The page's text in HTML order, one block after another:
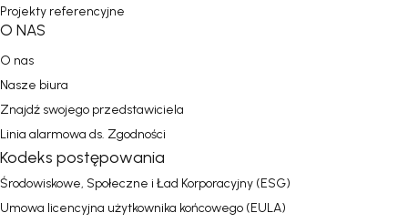
Projekty referencyjne
O NAS
O nas
Nasze biura
Znajdź swojego przedstawiciela
Linia alarmowa ds. Zgodności
Kodeks postępowania
Środowiskowe, Społeczne i Ład Korporacyjny (ESG)
Umowa licencyjna użytkownika końcowego (EULA)